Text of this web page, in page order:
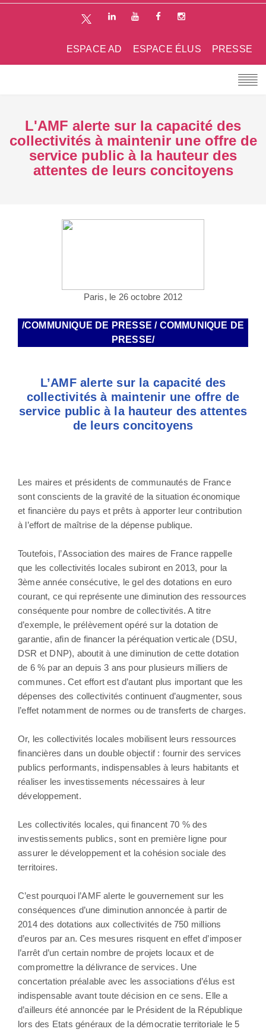
PRESSE
ESPACE ÉLUS
ESPACE AD
L'AMF alerte sur la capacité des
collectivités à maintenir une offre de
service public à la hauteur des
attentes de leurs concitoyens
Paris, le 26 octobre 2012
/COMMUNIQUE DE PRESSE / COMMUNIQUE DE
PRESSE/
L’AMF alerte sur la capacité des
collectivités à maintenir une offre de
service public à la hauteur des attentes
de leurs concitoyens
Les maires et présidents de communautés de France
sont conscients de la gravité de la situation économique
et financière du pays et prêts à apporter leur contribution
à l’effort de maîtrise de la dépense publique.
Toutefois, l’Association des maires de France rappelle
que les collectivités locales subiront en 2013, pour la
3ème année consécutive, le gel des dotations en euro
courant, ce qui représente une diminution des ressources
conséquente pour nombre de collectivités. A titre
d’exemple, le prélèvement opéré sur la dotation de
garantie, afin de financer la péréquation verticale (DSU,
DSR et DNP), aboutit à une diminution de cette dotation
de 6 % par an depuis 3 ans pour plusieurs milliers de
communes. Cet effort est d’autant plus important que les
dépenses des collectivités continuent d’augmenter, sous
l’effet notamment de normes ou de transferts de charges.
Or, les collectivités locales mobilisent leurs ressources
financières dans un double objectif : fournir des services
publics performants, indispensables à leurs habitants et
réaliser les investissements nécessaires à leur
développement.
Les collectivités locales, qui financent 70 % des
investissements publics, sont en première ligne pour
assurer le développement et la cohésion sociale des
territoires.
C’est pourquoi l’AMF alerte le gouvernement sur les
conséquences d’une diminution annoncée à partir de
2014 des dotations aux collectivités de 750 millions
d’euros par an. Ces mesures risquent en effet d’imposer
l’arrêt d’un certain nombre de projets locaux et de
compromettre la délivrance de services. Une
concertation préalable avec les associations d’élus est
indispensable avant toute décision en ce sens. Elle a
d’ailleurs été annoncée par le Président de la République
lors des Etats généraux de la démocratie territoriale le 5